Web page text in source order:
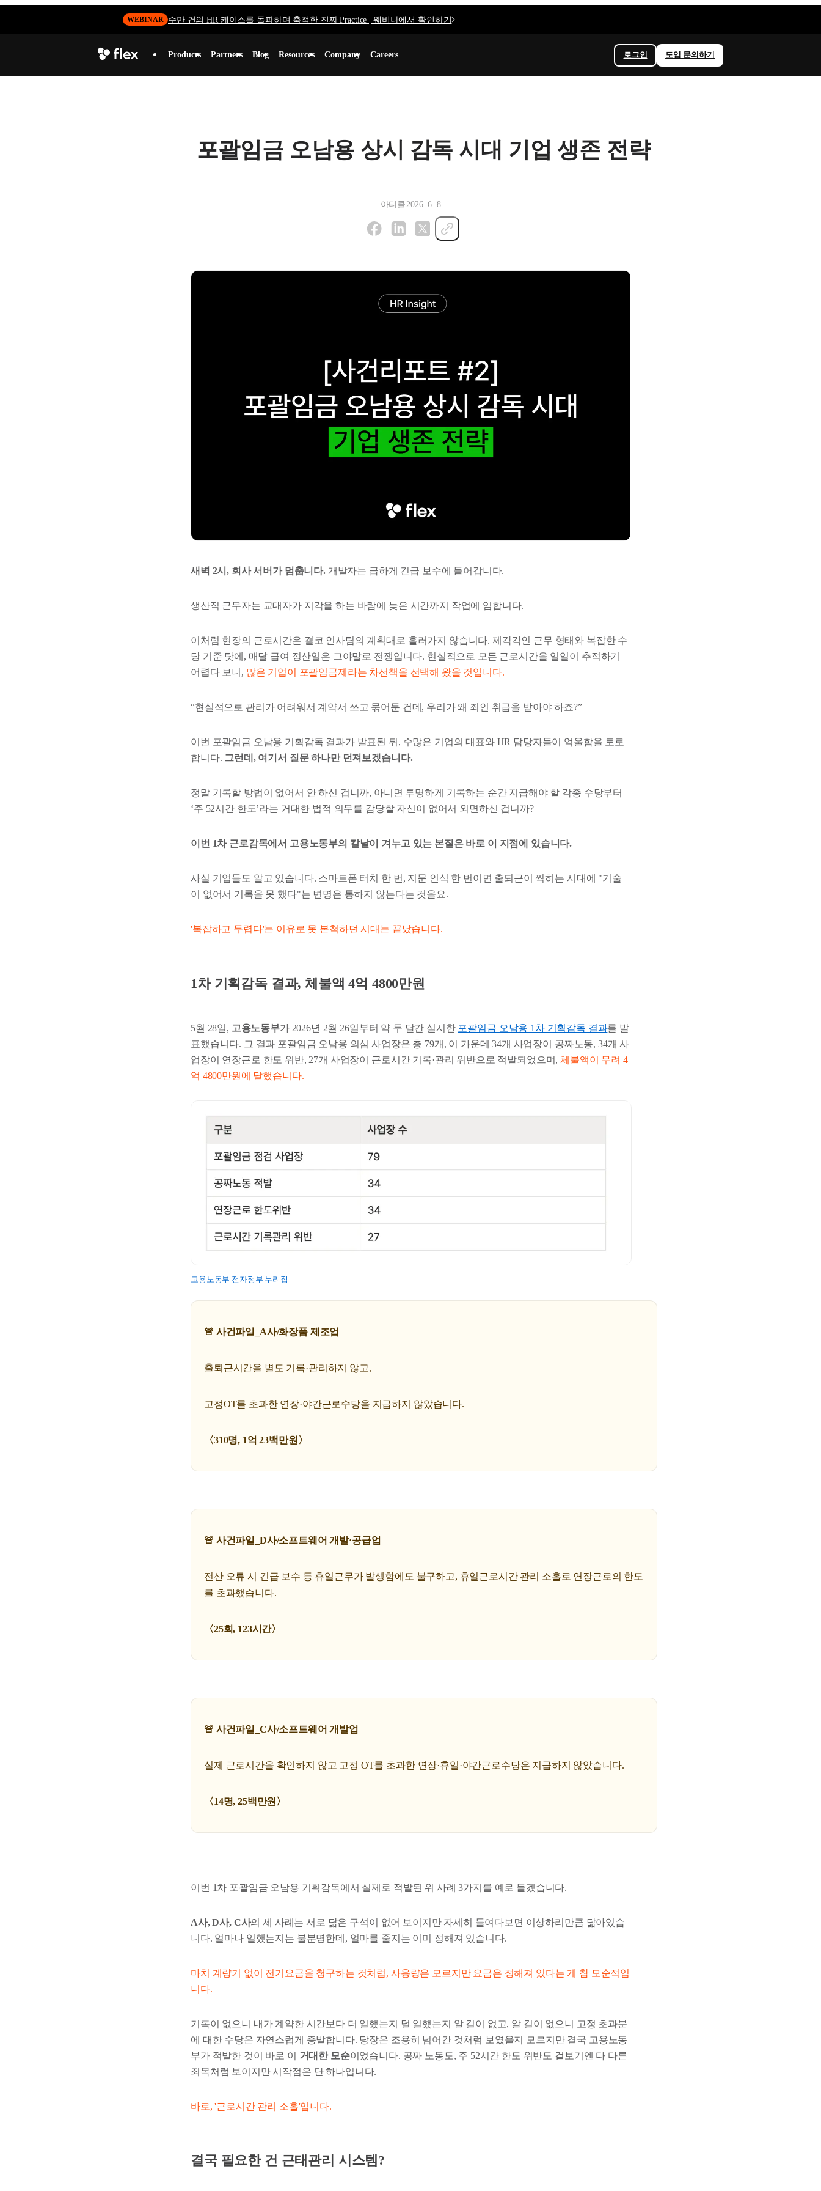
WEBINAR 수만 건의 HR 케이스를 돌파하며 축적한 진짜 Practice | 웨비나에서 확인하기
Products Partners Blog Resources Company Careers 로그인 도입 문의하기
포괄임금 오남용 상시 감독 시대 기업 생존 전략
아티클2026. 6. 8
새벽 2시, 회사 서버가 멈춥니다.개발자는 급하게 긴급 보수에 들어갑니다.
생산직 근무자는 교대자가 지각을 하는 바람에 늦은 시간까지 작업에 임합니다.
이처럼 현장의 근로시간은 결코 인사팀의 계획대로 흘러가지 않습니다. 제각각인 근무 형태와 복잡한 수
당 기준 탓에, 매달 급여 정산일은 그야말로 전쟁입니다. 현실적으로 모든 근로시간을 일일이 추적하기
어렵다 보니, 많은 기업이 포괄임금제라는 차선책을 선택해 왔을 것입니다.
“현실적으로 관리가 어려워서 계약서 쓰고 묶어둔 건데, 우리가 왜 죄인 취급을 받아야 하죠?”
이번 포괄임금 오남용 기획감독 결과가 발표된 뒤, 수많은 기업의 대표와 HR 담당자들이 억울함을 토로
합니다. 그런데, 여기서 질문 하나만 던져보겠습니다.
정말 기록할 방법이 없어서 안 하신 겁니까, 아니면 투명하게 기록하는 순간 지급해야 할 각종 수당부터
‘주 52시간 한도’라는 거대한 법적 의무를 감당할 자신이 없어서 외면하신 겁니까?
이번 1차 근로감독에서 고용노동부의 칼날이 겨누고 있는 본질은 바로 이 지점에 있습니다.
사실 기업들도 알고 있습니다. 스마트폰 터치 한 번, 지문 인식 한 번이면 출퇴근이 찍히는 시대에 "기술
이 없어서 기록을 못 했다"는 변명은 통하지 않는다는 것을요.
'복잡하고 두렵다'는 이유로 못 본척하던 시대는 끝났습니다.
1차 기획감독 결과, 체불액 4억 4800만원
5월 28일, 고용노동부가 2026년 2월 26일부터 약 두 달간 실시한 포괄임금 오남용 1차 기획감독 결과를 발
표했습니다. 그 결과 포괄임금 오남용 의심 사업장은 총 79개, 이 가운데 34개 사업장이 공짜노동, 34개 사
업장이 연장근로 한도 위반, 27개 사업장이 근로시간 기록·관리 위반으로 적발되었으며,체불액이 무려 4
억 4800만원에 달했습니다.
고용노동부 전자정부 누리집
🚨 사건파일_A사/화장품 제조업
출퇴근시간을 별도 기록·관리하지 않고,
고정OT를 초과한 연장·야간근로수당을 지급하지 않았습니다.
〈310명, 1억 23백만원〉
🚨 사건파일_D사/소프트웨어 개발·공급업
전산 오류 시 긴급 보수 등 휴일근무가 발생함에도 불구하고, 휴일근로시간 관리 소홀로 연장근로의 한도
를 초과했습니다.
〈25회, 123시간〉
🚨 사건파일_C사/소프트웨어 개발업
실제 근로시간을 확인하지 않고 고정 OT를 초과한 연장·휴일·야간근로수당은 지급하지 않았습니다.
〈14명, 25백만원〉
이번 1차 포괄임금 오남용 기획감독에서 실제로 적발된 위 사례 3가지를 예로 들겠습니다.
A사, D사, C사의 세 사례는 서로 닮은 구석이 없어 보이지만 자세히 들여다보면 이상하리만큼 닮아있습
니다. 얼마나 일했는지는 불분명한데, 얼마를 줄지는 이미 정해져 있습니다.
마치 계량기 없이 전기요금을 청구하는 것처럼, 사용량은 모르지만 요금은 정해져 있다는 게 참 모순적입
니다.
기록이 없으니 내가 계약한 시간보다 더 일했는지 덜 일했는지 알 길이 없고, 알 길이 없으니 고정 초과분
에 대한 수당은 자연스럽게 증발합니다. 당장은 조용히 넘어간 것처럼 보였을지 모르지만 결국 고용노동
부가 적발한 것이 바로 이 거대한 모순이었습니다. 공짜 노동도, 주 52시간 한도 위반도 겉보기엔 다 다른
죄목처럼 보이지만 시작점은 단 하나입니다.
바로, '근로시간 관리 소홀'입니다.
결국 필요한 건 근태관리 시스템?